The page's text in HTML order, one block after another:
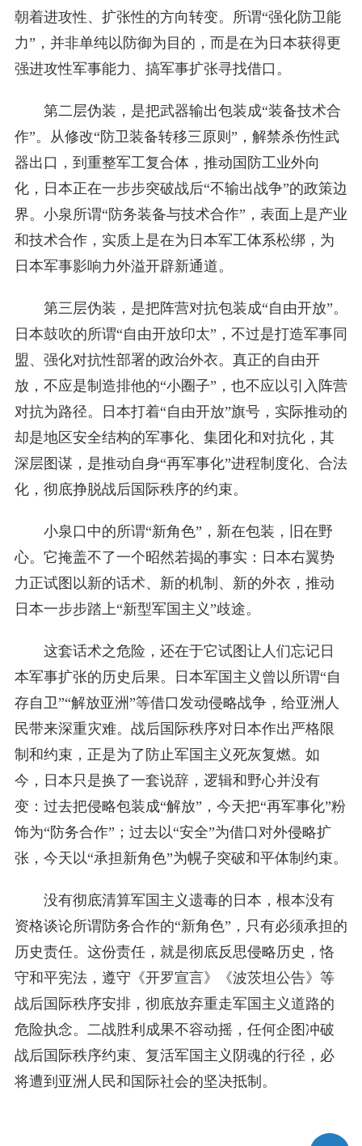
朝着进攻性、扩张性的方向转变。所谓“强化防卫能
力”，并非单纯以防御为目的，而是在为日本获得更
强进攻性军事能力、搞军事扩张寻找借口。
第二层伪装，是把武器输出包装成“装备技术合
作”。从修改“防卫装备转移三原则”，解禁杀伤性武
器出口，到重整军工复合体，推动国防工业外向
化，日本正在一步步突破战后“不输出战争”的政策边
界。小泉所谓“防务装备与技术合作”，表面上是产业
和技术合作，实质上是在为日本军工体系松绑，为
日本军事影响力外溢开辟新通道。
第三层伪装，是把阵营对抗包装成“自由开放”。
日本鼓吹的所谓“自由开放印太”，不过是打造军事同
盟、强化对抗性部署的政治外衣。真正的自由开
放，不应是制造排他的“小圈子”，也不应以引入阵营
对抗为路径。日本打着“自由开放”旗号，实际推动的
却是地区安全结构的军事化、集团化和对抗化，其
深层图谋，是推动自身“再军事化”进程制度化、合法
化，彻底挣脱战后国际秩序的约束。
小泉口中的所谓“新角色”，新在包装，旧在野
心。它掩盖不了一个昭然若揭的事实：日本右翼势
力正试图以新的话术、新的机制、新的外衣，推动
日本一步步踏上“新型军国主义”歧途。
这套话术之危险，还在于它试图让人们忘记日
本军事扩张的历史后果。日本军国主义曾以所谓“自
存自卫”“解放亚洲”等借口发动侵略战争，给亚洲人
民带来深重灾难。战后国际秩序对日本作出严格限
制和约束，正是为了防止军国主义死灰复燃。如
今，日本只是换了一套说辞，逻辑和野心并没有
变：过去把侵略包装成“解放”，今天把“再军事化”粉
饰为“防务合作”；过去以“安全”为借口对外侵略扩
张，今天以“承担新角色”为幌子突破和平体制约束。
没有彻底清算军国主义遗毒的日本，根本没有
资格谈论所谓防务合作的“新角色”，只有必须承担的
历史责任。这份责任，就是彻底反思侵略历史，恪
守和平宪法，遵守《开罗宣言》《波茨坦公告》等
战后国际秩序安排，彻底放弃重走军国主义道路的
危险执念。二战胜利成果不容动摇，任何企图冲破
战后国际秩序约束、复活军国主义阴魂的行径，必
将遭到亚洲人民和国际社会的坚决抵制。